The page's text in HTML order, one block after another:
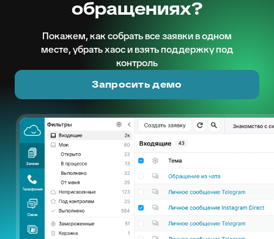
обращениях?
Покажем, как собрать все заявки в одном
месте, убрать хаос и взять поддержку под
контроль
Запросить демо